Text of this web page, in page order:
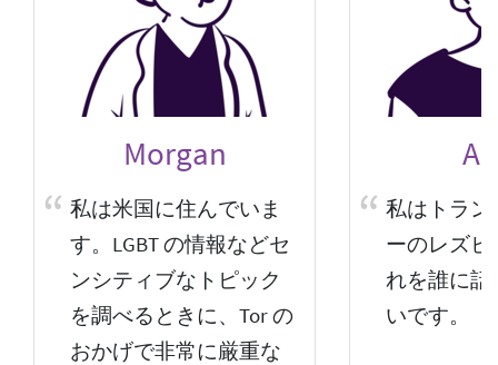
Morgan
私は米国に住んでいま
す。LGBT の情報などセ
ンシティブなトピック
を調べるときに、Tor の
おかげで非常に厳重な
私はトラ
ーのレズ
れを誰に
いです。